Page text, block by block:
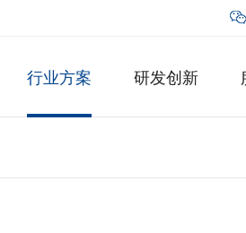
行业方案 研发创新